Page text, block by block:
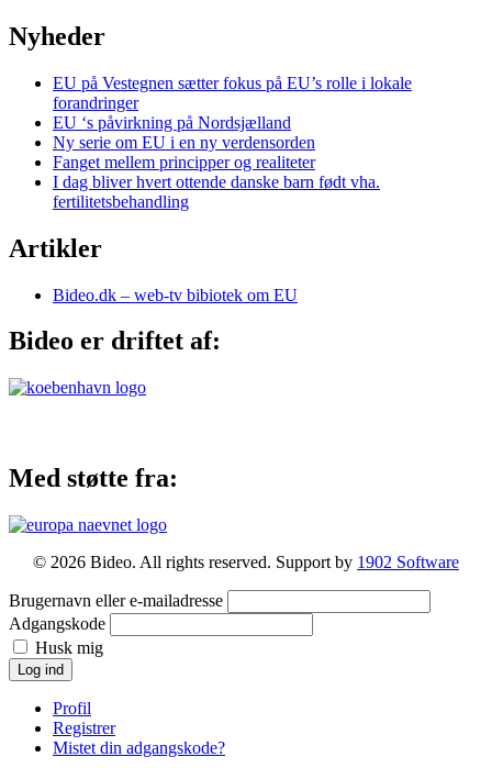
Nyheder
EU på Vestegnen sætter fokus på EU’s rolle i lokale
forandringer
EU ‘s påvirkning på Nordsjælland
Ny serie om EU i en ny verdensorden
Fanget mellem principper og realiteter
I dag bliver hvert ottende danske barn født vha.
fertilitetsbehandling
Artikler
Bideo.dk – web-tv bibiotek om EU
Bideo er driftet af:
Med støtte fra:
© 2026 Bideo. All rights reserved. Support by 1902 Software
Brugernavn eller e-mailadresse
Adgangskode
Husk mig
Log ind
Profil
Registrer
Mistet din adgangskode?